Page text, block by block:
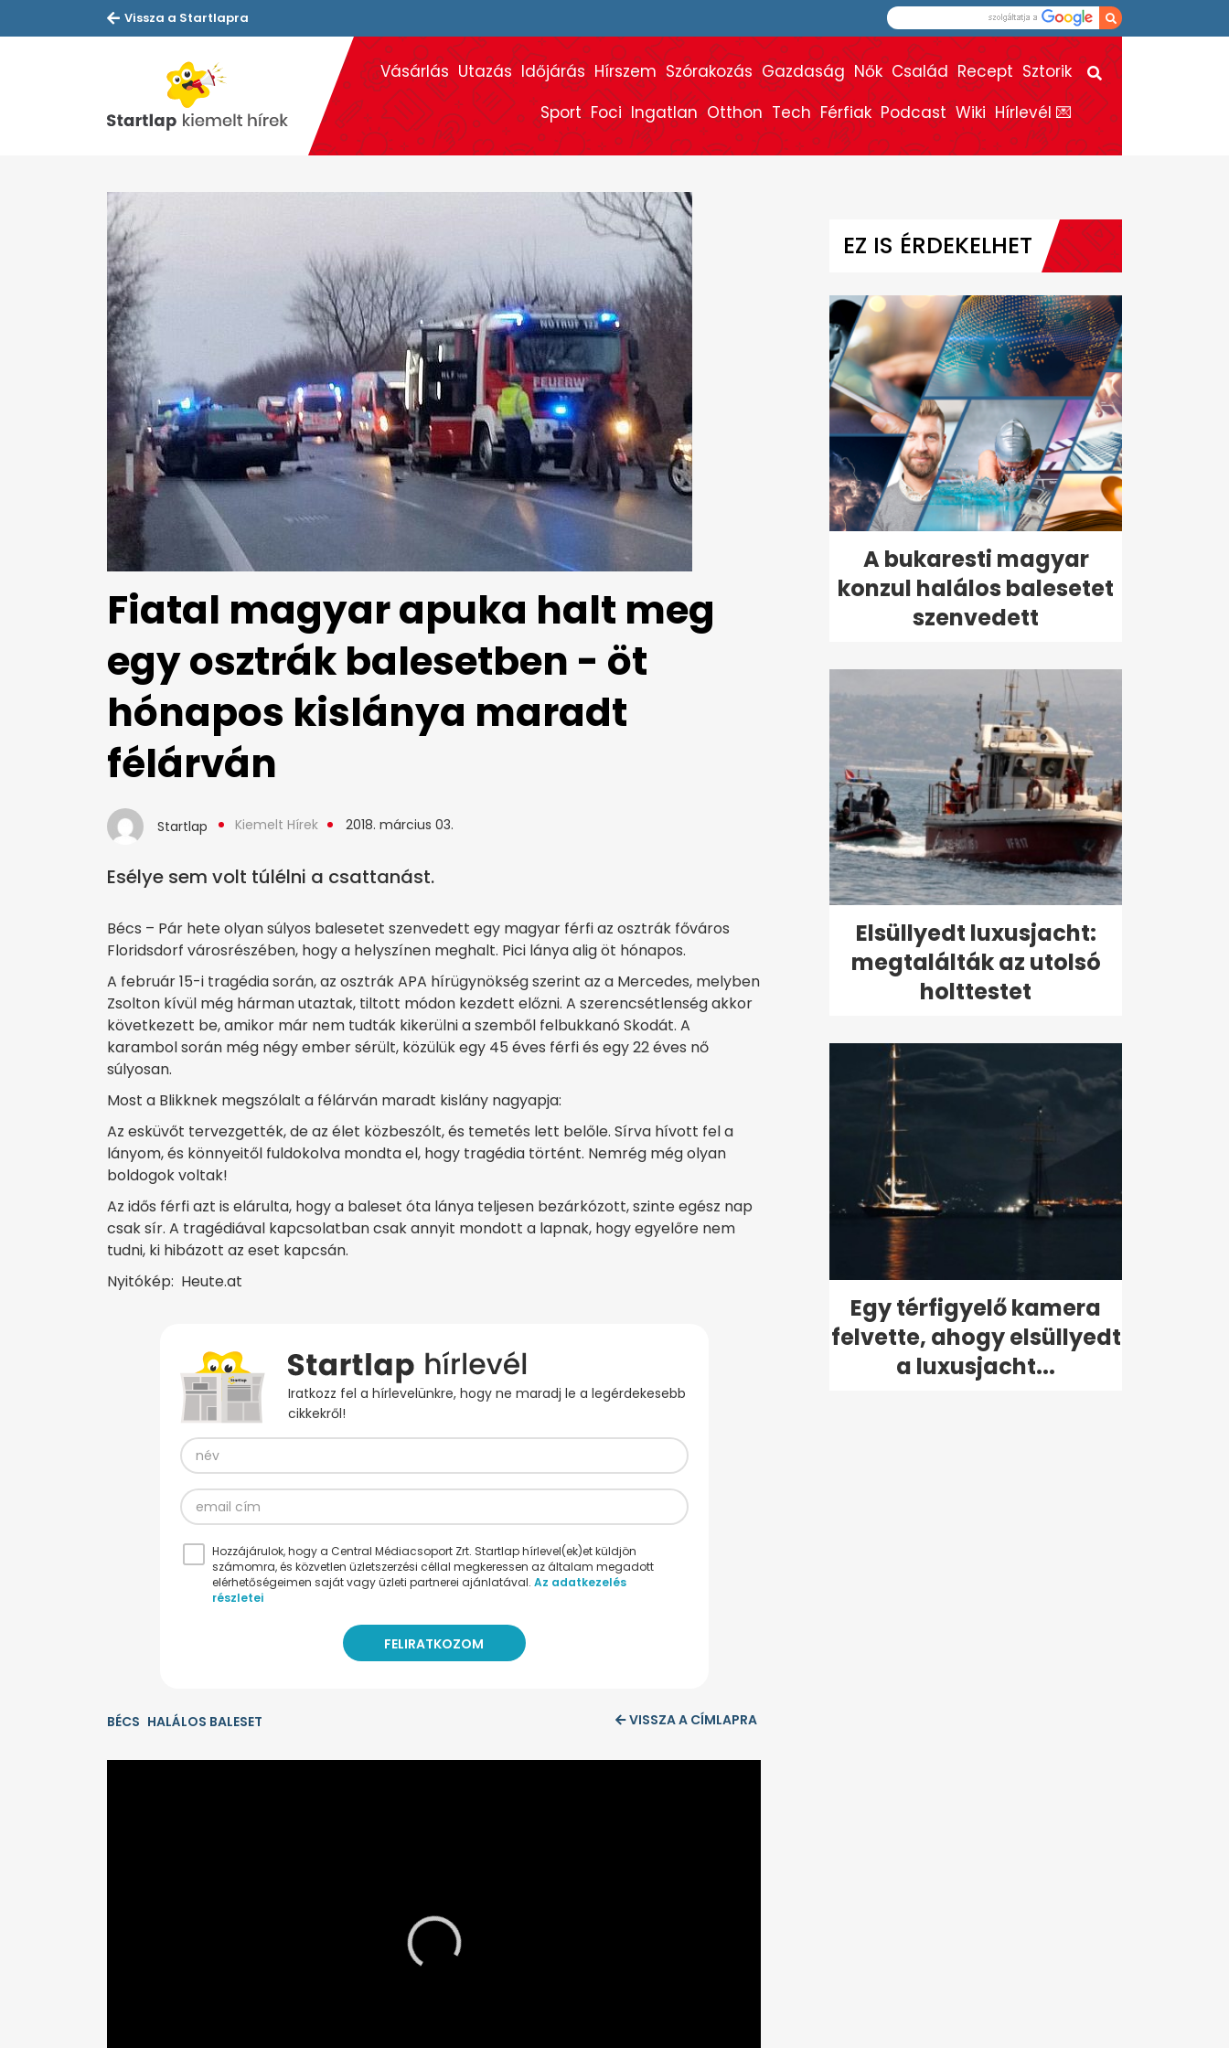
Vissza a Startlapra
Vásárlás Utazás Időjárás Hírszem Szórakozás Gazdaság Nők Család Recept Sztorik
Sport Foci Ingatlan Otthon Tech Férfiak Podcast Wiki Hírlevél 💌
Fiatal magyar apuka halt meg
egy osztrák balesetben - öt
hónapos kislánya maradt
félárván
Startlap Kiemelt Hírek 2018. március 03.
Esélye sem volt túlélni a csattanást.
Bécs – Pár hete olyan súlyos balesetet szenvedett egy magyar férfi az osztrák főváros
Floridsdorf városrészében, hogy a helyszínen meghalt. Pici lánya alig öt hónapos.
A február 15-i tragédia során, az osztrák APA hírügynökség szerint az a Mercedes, melyben
Zsolton kívül még hárman utaztak, tiltott módon kezdett előzni. A szerencsétlenség akkor
következett be, amikor már nem tudták kikerülni a szemből felbukkanó Skodát. A
karambol során még négy ember sérült, közülük egy 45 éves férfi és egy 22 éves nő
súlyosan.
Most a Blikknek megszólalt a félárván maradt kislány nagyapja:
Az esküvőt tervezgették, de az élet közbeszólt, és temetés lett belőle. Sírva hívott fel a
lányom, és könnyeitől fuldokolva mondta el, hogy tragédia történt. Nemrég még olyan
boldogok voltak!
Az idős férfi azt is elárulta, hogy a baleset óta lánya teljesen bezárkózott, szinte egész nap
csak sír. A tragédiával kapcsolatban csak annyit mondott a lapnak, hogy egyelőre nem
tudni, ki hibázott az eset kapcsán.
Nyitókép: Heute.at
Iratkozz fel a hírlevelünkre, hogy ne maradj le a legérdekesebb
cikkekről!
Hozzájárulok, hogy a Central Médiacsoport Zrt. Startlap hírlevel(ek)et küldjön
számomra, és közvetlen üzletszerzési céllal megkeressen az általam megadott
elérhetőségeimen saját vagy üzleti partnerei ajánlatával. Az adatkezelés
részletei
BÉCS HALÁLOS BALESET VISSZA A CÍMLAPRA
EZ IS ÉRDEKELHET
A bukaresti magyar
konzul halálos balesetet
szenvedett
Elsüllyedt luxusjacht:
megtalálták az utolsó
holttestet
Egy térfigyelő kamera
felvette, ahogy elsüllyedt
a luxusjacht...